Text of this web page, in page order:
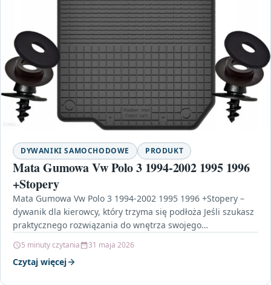
DYWANIKI SAMOCHODOWE PRODUKT
Mata Gumowa Vw Polo 3 1994-2002 1995 1996
+Stopery
Mata Gumowa Vw Polo 3 1994-2002 1995 1996 +Stopery –
dywanik dla kierowcy, który trzyma się podłoża Jeśli szukasz
praktycznego rozwiązania do wnętrza swojego…
5 minuty czytania 31 maja 2026
Czytaj więcej